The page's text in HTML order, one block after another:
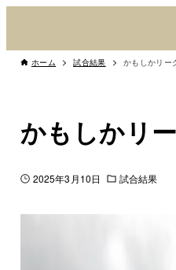
ホーム 試合結果 かもしかリー
かもしかリ
2025年3月10日 試合結果